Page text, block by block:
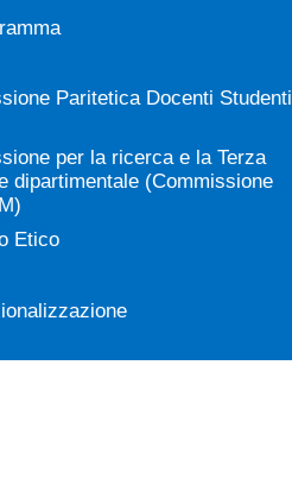
Paritetica Docenti Studenti
per la ricerca e la Terza
dipartimentale (Commissione
Etico